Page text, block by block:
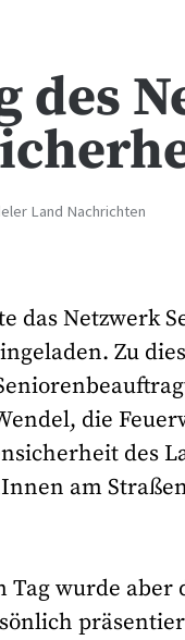
des
Land Nachrichten
das Netzwerk
Zu
die
des
am
Tag wurde